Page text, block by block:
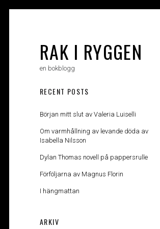
RAK I RYGGEN
en bokblogg
RECENT POSTS
Början mitt slut av Valeria Luiselli
Om varmhållning av levande döda av
Isabella Nilsson
Dylan Thomas novell på pappersrulle
Förföljarna av Magnus Florin
I hängmattan
ARKIV